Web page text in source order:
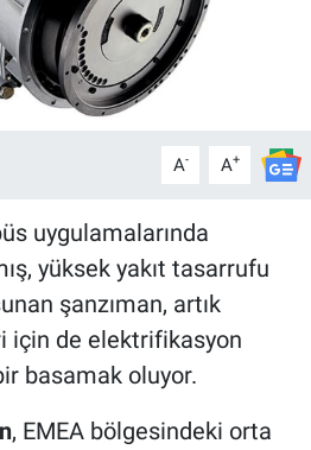
A- A+
uygulamalarında
yüksek yakıt tasarrufu
şanzıman, artık
için de elektrifikasyon
basamak oluyor.
, EMEA bölgesindeki orta